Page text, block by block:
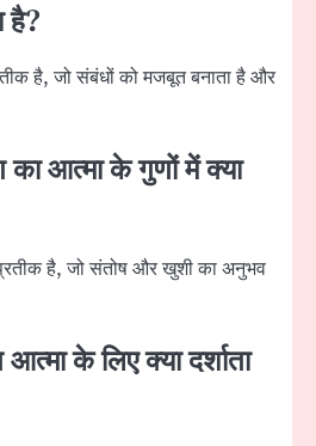
है?
है, जो संबंधों को मजबूत बनाता है और
का आत्मा के गुणों में क्या
है, जो संतोष और खुशी का अनुभव
के लिए क्या दर्शाता